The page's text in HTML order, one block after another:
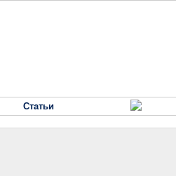
Статьи